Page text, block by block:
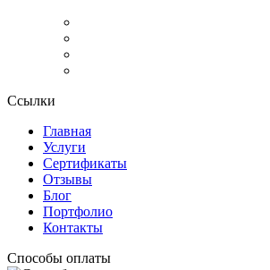
Ссылки
Главная
Услуги
Сертификаты
Отзывы
Блог
Портфолио
Контакты
Способы оплаты